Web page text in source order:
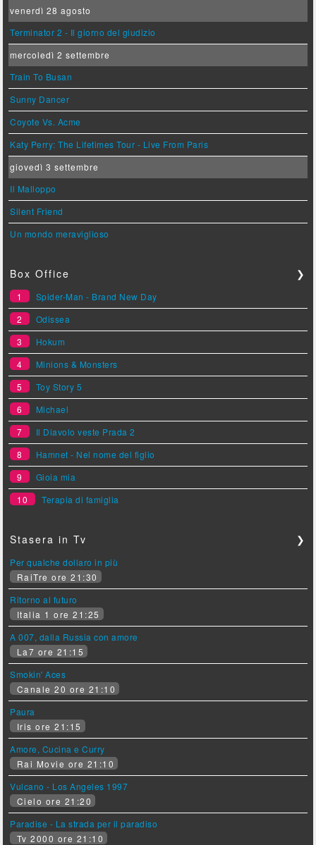
venerdì 28 agosto
Terminator 2 - Il giorno del giudizio
mercoledì 2 settembre
Train To Busan
Sunny Dancer
Coyote Vs. Acme
Katy Perry: The Lifetimes Tour - Live From Paris
giovedì 3 settembre
Il Malloppo
Silent Friend
Un mondo meraviglioso
Box Office ❯
1
Spider-Man - Brand New Day
2
Odissea
3
Hokum
4
Minions & Monsters
5
Toy Story 5
6
Michael
7
Il Diavolo veste Prada 2
8
Hamnet - Nel nome del figlio
9
Gioia mia
10
Terapia di famiglia
Stasera in Tv ❯
Per qualche dollaro in più
RaiTre ore 21:30
Ritorno al futuro
Italia 1 ore 21:25
A 007, dalla Russia con amore
La7 ore 21:15
Smokin' Aces
Canale 20 ore 21:10
Paura
Iris ore 21:15
Amore, Cucina e Curry
Rai Movie ore 21:10
Vulcano - Los Angeles 1997
Cielo ore 21:20
Paradise - La strada per il paradiso
Tv 2000 ore 21:10